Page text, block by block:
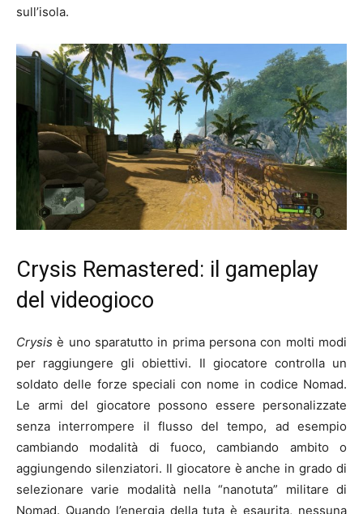
sull’isola.
Crysis Remastered: il gameplay
del videogioco
Crysis è uno sparatutto in prima persona con molti modi
per raggiungere gli obiettivi. Il giocatore controlla un
soldato delle forze speciali con nome in codice Nomad.
Le armi del giocatore possono essere personalizzate
senza interrompere il flusso del tempo, ad esempio
cambiando modalità di fuoco, cambiando ambito o
aggiungendo silenziatori. Il giocatore è anche in grado di
selezionare varie modalità nella “nanotuta” militare di
Nomad. Quando l’energia della tuta è esaurita, nessuna